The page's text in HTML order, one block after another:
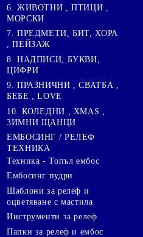
6. ЖИВОТНИ , ПТИЦИ ,
МОРСКИ
7. ПРЕДМЕТИ, БИТ, ХОРА
, ПЕЙЗАЖ
8. НАДПИСИ, БУКВИ,
ЦИФРИ
9. ПРАЗНИЧНИ , СВАТБА ,
БЕБЕ , LOVE
10. КОЛЕДНИ , XMAS ,
ЗИМНИ ЩАНЦИ
ЕМБОСИНГ / РЕЛЕФ
ТЕХНИКА
Техника - Топъл ембос
Ембосинг пудри
Шаблони за релеф и
оцветяване с мастила
Инструменти за релеф
Папки за релеф и ембос